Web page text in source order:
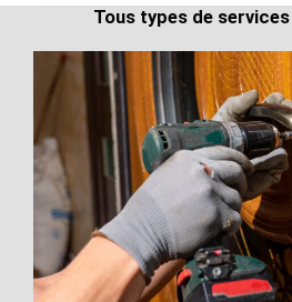
Tous types de